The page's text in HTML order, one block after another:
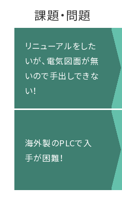
課題・問題
リニューアルをした
いが、電気図面が無
いので手出しできな
い！
海外製のPLCで入
手が困難！